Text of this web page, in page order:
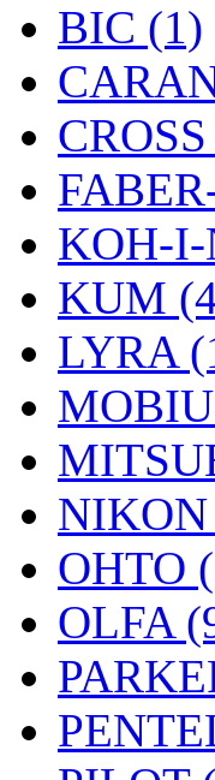
BIC (1)
KOH-I-
KUM
LYRA
OHTO
OLFA